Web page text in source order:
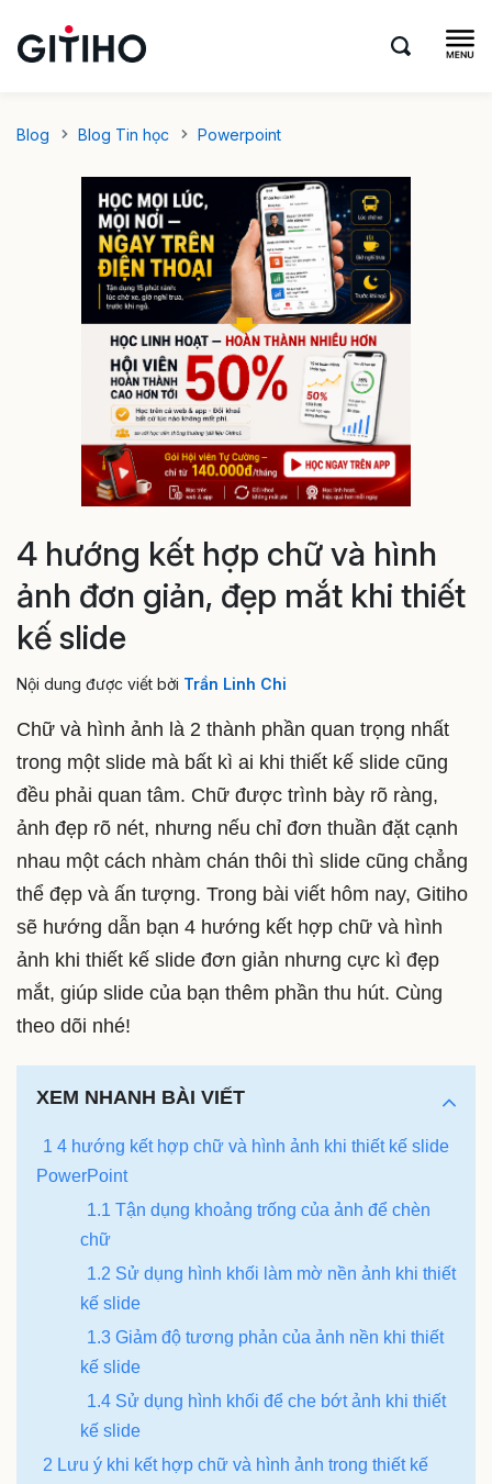
Blog Blog Tin học Powerpoint
4 hướng kết hợp chữ và hình
ảnh đơn giản, đẹp mắt khi thiết
kế slide
Nội dung được viết bởi Trần Linh Chi
Chữ và hình ảnh là 2 thành phần quan trọng nhất
trong một slide mà bất kì ai khi thiết kế slide cũng
đều phải quan tâm. Chữ được trình bày rõ ràng,
ảnh đẹp rõ nét, nhưng nếu chỉ đơn thuần đặt cạnh
nhau một cách nhàm chán thôi thì slide cũng chẳng
thể đẹp và ấn tượng. Trong bài viết hôm nay, Gitiho
sẽ hướng dẫn bạn 4 hướng kết hợp chữ và hình
ảnh khi thiết kế slide đơn giản nhưng cực kì đẹp
mắt, giúp slide của bạn thêm phần thu hút. Cùng
theo dõi nhé!
XEM NHANH BÀI VIẾT
1 4 hướng kết hợp chữ và hình ảnh khi thiết kế slide
PowerPoint
1.1 Tận dụng khoảng trống của ảnh để chèn
chữ
1.2 Sử dụng hình khối làm mờ nền ảnh khi thiết
kế slide
1.3 Giảm độ tương phản của ảnh nền khi thiết
kế slide
1.4 Sử dụng hình khối để che bớt ảnh khi thiết
kế slide
2 Lưu ý khi kết hợp chữ và hình ảnh trong thiết kế